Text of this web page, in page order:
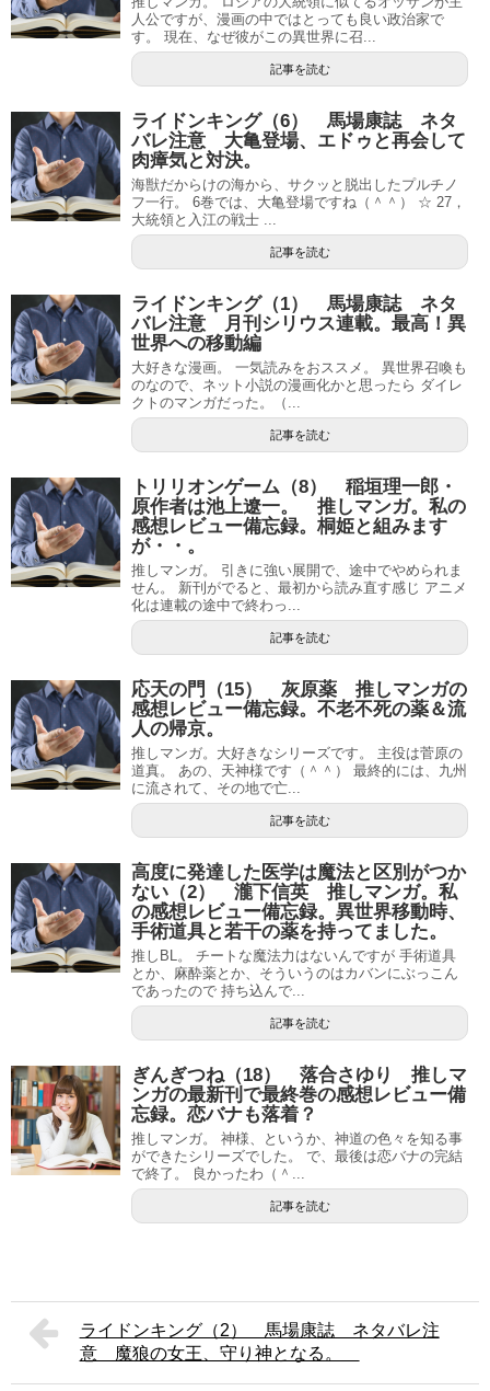
人公ですが、漫画の中ではとっても良い政治家で
す。 現在、なぜ彼がこの異世界に召...
記事を読む
ライドンキング（6） 馬場康誌 ネタ
バレ注意 大亀登場、エドゥと再会して
肉瘴気と対決。
海獣だからけの海から、サクッと脱出したプルチノ
フ一行。 6巻では、大亀登場ですね（＾＾） ☆ 27，
大統領と入江の戦士 ...
記事を読む
ライドンキング（1） 馬場康誌 ネタ
バレ注意 月刊シリウス連載。最高！異
世界への移動編
大好きな漫画。 一気読みをおススメ。 異世界召喚も
のなので、ネット小説の漫画化かと思ったら ダイレ
クトのマンガだった。（...
記事を読む
トリリオンゲーム（8） 稲垣理一郎・
原作者は池上遼一。 推しマンガ。私の
感想レビュー備忘録。桐姫と組みます
が・・。
推しマンガ。 引きに強い展開で、途中でやめられま
せん。 新刊がでると、最初から読み直す感じ アニメ
化は連載の途中で終わっ...
記事を読む
応天の門（15） 灰原薬 推しマンガの
感想レビュー備忘録。不老不死の薬＆流
人の帰京。
推しマンガ。大好きなシリーズです。 主役は菅原の
道真。 あの、天神様です（＾＾） 最終的には、九州
に流されて、その地で亡...
記事を読む
高度に発達した医学は魔法と区別がつか
ない（2） 瀧下信英 推しマンガ。私
の感想レビュー備忘録。異世界移動時、
手術道具と若干の薬を持ってました。
推しBL。 チートな魔法力はないんですが 手術道具
とか、麻酔薬とか、そういうのはカバンにぶっこん
であったので 持ち込んで...
記事を読む
ぎんぎつね（18） 落合さゆり 推しマ
ンガの最新刊で最終巻の感想レビュー備
忘録。恋バナも落着？
推しマンガ。 神様、というか、神道の色々を知る事
ができたシリーズでした。 で、最後は恋バナの完結
で終了。 良かったわ（＾...
記事を読む
ライドンキング（2） 馬場康誌 ネタバレ注
意 魔狼の女王、守り神となる。